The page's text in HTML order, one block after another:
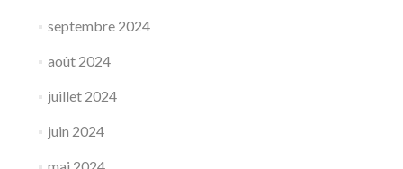
septembre 2024
août 2024
juillet 2024
juin 2024